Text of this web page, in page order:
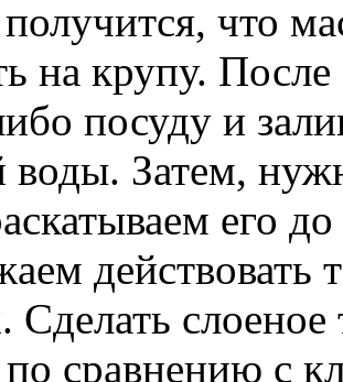
что
на крупу. После
посуду и
воды. Затем,
его
действовать
Сделать
сравнению с